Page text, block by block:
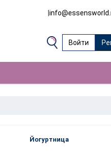
|
Войти
Йогуртница